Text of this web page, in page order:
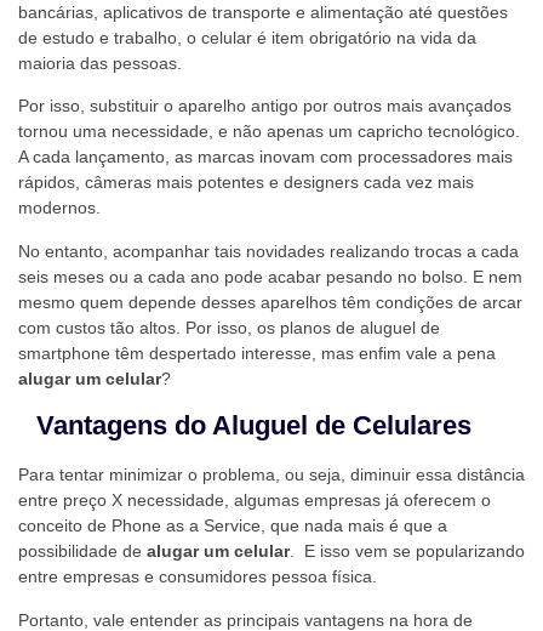
bancárias, aplicativos de transporte e alimentação até questões
de estudo e trabalho, o celular é item obrigatório na vida da
maioria das pessoas.
Por isso, substituir o aparelho antigo por outros mais avançados
tornou uma necessidade, e não apenas um capricho tecnológico.
A cada lançamento, as marcas inovam com processadores mais
rápidos, câmeras mais potentes e designers cada vez mais
modernos.
No entanto, acompanhar tais novidades realizando trocas a cada
seis meses ou a cada ano pode acabar pesando no bolso. E nem
mesmo quem depende desses aparelhos têm condições de arcar
com custos tão altos. Por isso, os planos de aluguel de
smartphone têm despertado interesse, mas enfim vale a pena
alugar um celular?
Vantagens do Aluguel de Celulares
Para tentar minimizar o problema, ou seja, diminuir essa distância
entre preço X necessidade, algumas empresas já oferecem o
conceito de Phone as a Service, que nada mais é que a
possibilidade de alugar um celular. E isso vem se popularizando
entre empresas e consumidores pessoa física.
Portanto, vale entender as principais vantagens na hora de